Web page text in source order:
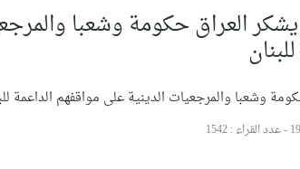
العراق حكومة وشعبا
-عدد القراء : 1542